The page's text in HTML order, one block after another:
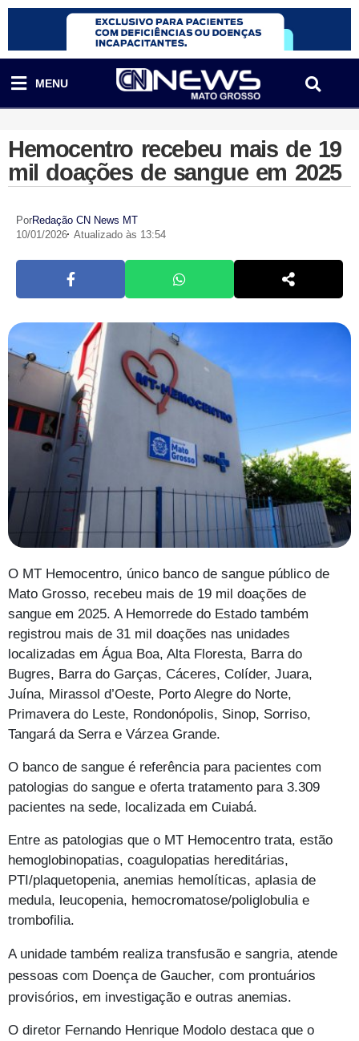
MENU
Hemocentro recebeu mais de 19
mil doações de sangue em 2025
PorRedação CN News MT
10/01/2026 Atualizado às 13:54
O MT Hemocentro, único banco de sangue público de
Mato Grosso, recebeu mais de 19 mil doações de
sangue em 2025. A Hemorrede do Estado também
registrou mais de 31 mil doações nas unidades
localizadas em Água Boa, Alta Floresta, Barra do
Bugres, Barra do Garças, Cáceres, Colíder, Juara,
Juína, Mirassol d’Oeste, Porto Alegre do Norte,
Primavera do Leste, Rondonópolis, Sinop, Sorriso,
Tangará da Serra e Várzea Grande.
O banco de sangue é referência para pacientes com
patologias do sangue e oferta tratamento para 3.309
pacientes na sede, localizada em Cuiabá.
Entre as patologias que o MT Hemocentro trata, estão
hemoglobinopatias, coagulopatias hereditárias,
PTI/plaquetopenia, anemias hemolíticas, aplasia de
medula, leucopenia, hemocromatose/poliglobulia e
trombofilia.
A unidade também realiza transfusão e sangria, atende
pessoas com Doença de Gaucher, com prontuários
provisórios, em investigação e outras anemias.
O diretor Fernando Henrique Modolo destaca que o